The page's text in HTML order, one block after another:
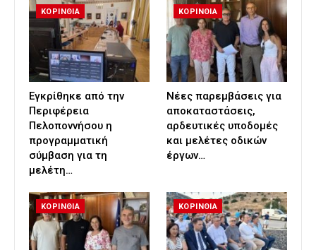
ΚΟΡΙΝΘΙΑ
Εγκρίθηκε από την
Περιφέρεια
Πελοποννήσου η
προγραμματική
σύμβαση για τη
μελέτη…
ΚΟΡΙΝΘΙΑ
Νέες παρεμβάσεις για
αποκαταστάσεις,
αρδευτικές υποδομές
και μελέτες οδικών
έργων…
ΚΟΡΙΝΘΙΑ ΚΟΡΙΝΘΙΑ